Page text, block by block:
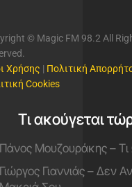
© Magic FM 98.2 All
Χρήσης | Πολιτική
Cookies
Τι ακούγεται
Πάνος Μουζουράκης – Τι
Γιώργος Γιαννιάς – Δεν